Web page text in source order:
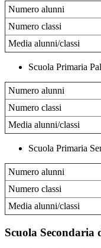
Numero alunni
Numero classi
Media alunni/classi
Scuola Primaria
Numero alunni
Numero classi
Media alunni/classi
Scuola Primaria
Numero alunni
Numero classi
Media alunni/classi
Scuola Secondaria